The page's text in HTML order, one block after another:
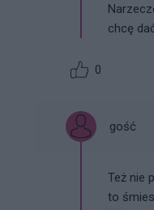
chcę
0
gość
Też nie
to